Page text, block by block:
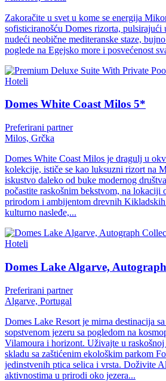
Zakoračite u svet u kome se energija
sofisticiranošću Domes rizorta, pulsirajući
nudeći neobične mediteranske staze,
poglede na Egejsko more i posvećenost
Hoteli
Domes White Coast Milos 5*
Preferirani partner
Milos, Grčka
Domes White Coast Milos je dragulj u
kolekcije, ističe se kao luksuzni rizort na
iskustvo daleko od buke modernog
počastite raskošnim bekstvom, na lokaciji
prirodom i ambijentom drevnih Kikladskih
kulturno nasleđe,...
Hoteli
Domes Lake Algarve,
Preferirani partner
Algarve, Portugal
Domes Lake Resort je mirna destinacija
sopstvenom jezeru sa pogledom na
Vilamoura i horizont. Uživajte u
skladu sa zaštićenim ekološkim parkom
jedinstvenih ptica selica i vrsta. Doživite
aktivnostima u prirodi oko jezera...